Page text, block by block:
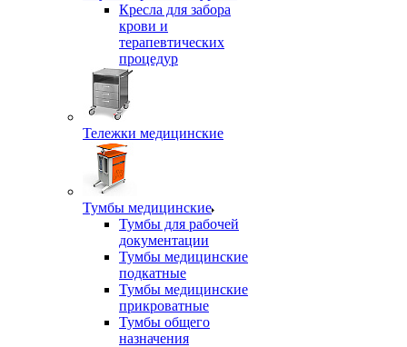
Кресла для забора
крови и
терапевтических
процедур
Тележки медицинские
Тумбы медицинские
Тумбы для рабочей
документации
Тумбы медицинские
подкатные
Тумбы медицинские
прикроватные
Тумбы общего
назначения